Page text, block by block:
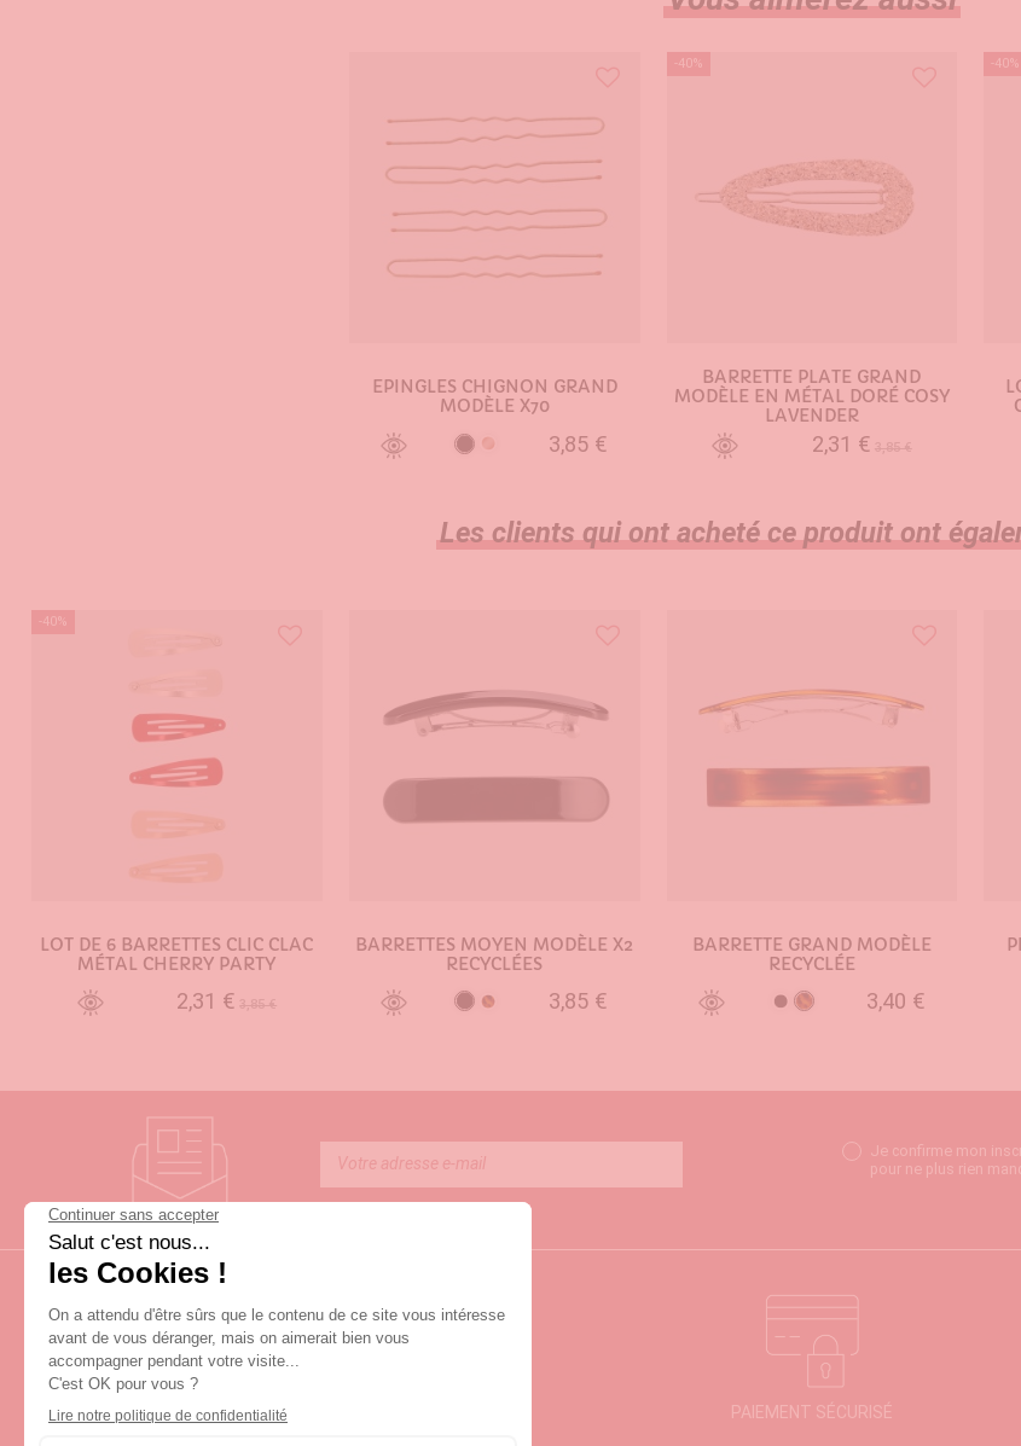
EPINGLES CHIGNON GRAND
MODÈLE X70
NoirBronze 3,85 €
-40%
BARRETTE PLATE GRAND
MODÈLE EN MÉTAL DORÉ COSY
LAVENDER
2,31 €
-40%
Les clients qui ont acheté ce produit ont
-40%
LOT DE 6 BARRETTES CLIC CLAC
MÉTAL CHERRY PARTY
2,31 €
BARRETTES MOYEN MODÈLE X2
RECYCLÉES
NoirEcaille 3,85 €
BARRETTE GRAND MODÈLE
RECYCLÉE
NoirEcaille 3,40 €
Je confirme mon
pour ne plus rien
LIVRAISON SOUS 3 JOURS OUVRÉS PAIEMENT SÉCURISÉ